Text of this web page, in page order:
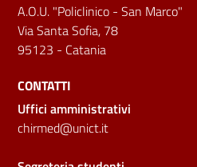
A.O.U. "Policlinico - San Marco"
Via Santa Sofia, 78
95123 - Catania
CONTATTI
Uffici amministrativi
chirmed@unict.it